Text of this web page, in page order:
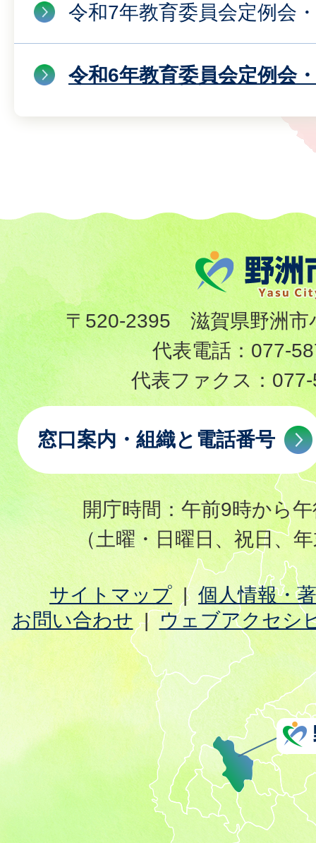
令和7年教育委員会定例会
令和6年教育委員会定例会
〒520-2395 滋賀県野洲市
代表電話： 077-
代表ファクス：
窓口案内・組織と電話番号
開庁時間：午前9時から
（土曜・日曜日、祝日、
サイトマップ
個人情報・
お問い合わせ
ウェブアクセシ